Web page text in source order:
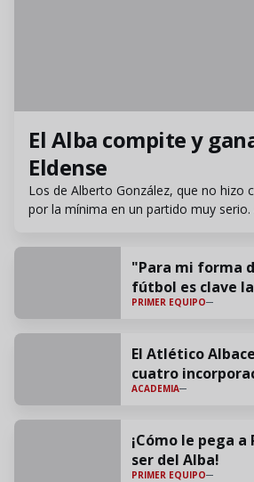
PRIMER EQUIPO
"Para mi forma
el fútbol es
confianza y
El Alba compite y
Eldense
Los de Alberto González, que no hizo
por la mínima en un partido muy
"Para mi forma
fútbol es clave
cariño"
PRIMER EQUIPO
El Atlético
cuatro
ACADEMIA
¡Cómo le pega a
ser del Alba!
PRIMER EQUIPO